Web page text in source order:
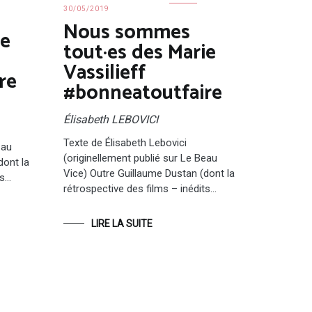
la
30/05/2019
Nous sommes
tout·es des Marie
Vassilieff
#bonneatoutfaire
Élisabeth LEBOVICI
Texte de Élisabeth Lebovici
(originellement publié sur Le Beau
Vice) Outre Guillaume Dustan (dont la
rétrospective des films – inédits…
LIRE LA SUITE